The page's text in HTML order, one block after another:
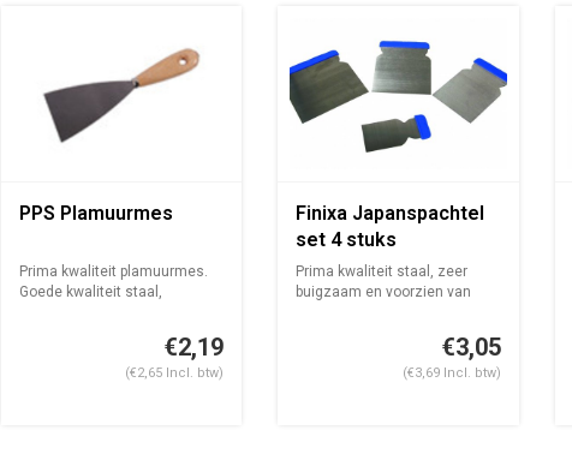
PPS Plamuurmes
Prima kwaliteit plamuurmes.
Goede kwaliteit staal,
€2,19
(€2,65 Incl. btw)
Finixa Japanspachtel
set 4 stuks
Prima kwaliteit staal, zeer
buigzaam en voorzien van
€3,05
(€3,69 Incl. btw)